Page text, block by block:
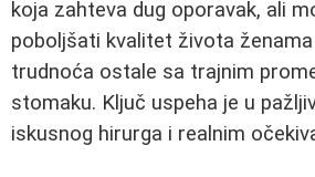
koja zahteva dug oporavak, ali
poboljšati kvalitet života
trudnoća ostale sa trajnim
stomaku. Ključ uspeha je u
iskusnog hirurga i realnim